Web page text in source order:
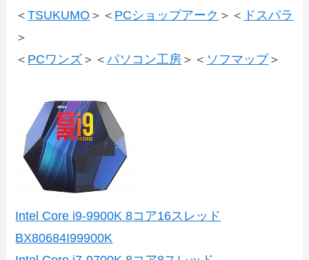
＜TSUKUMO ＞＜ PCショップアーク ＞＜ ドスパラ
＞
＜ PCワンズ ＞＜パソコン工房 ＞＜ ソフマップ＞
Intel Core i9-9900K 8コア16スレッド
BX80684I99900K